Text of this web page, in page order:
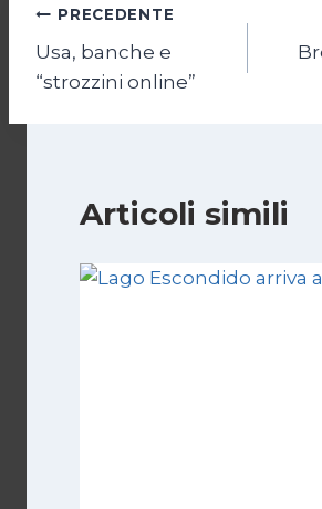
Navigazione
articoli
PRECEDENTE
Usa, banche e
“strozzini online”
Articoli simili